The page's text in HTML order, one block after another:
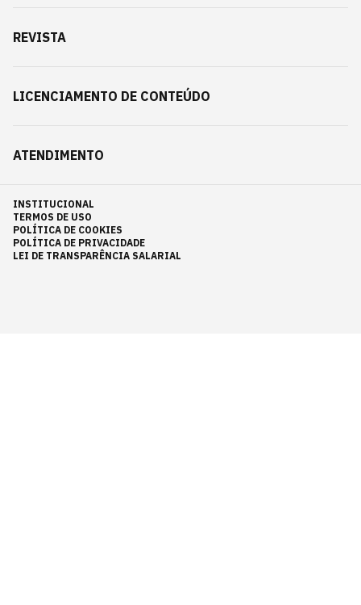
REVISTA
LICENCIAMENTO DE CONTEÚDO
ATENDIMENTO
INSTITUCIONAL
TERMOS DE USO
POLÍTICA DE COOKIES
POLÍTICA DE PRIVACIDADE
LEI DE TRANSPARÊNCIA SALARIAL